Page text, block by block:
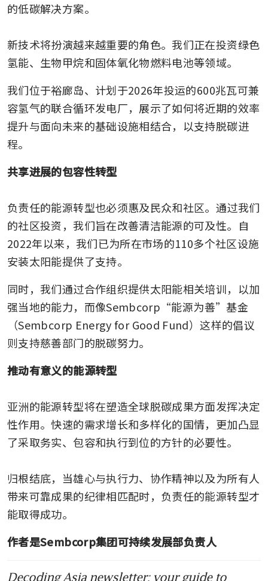
的低碳解决方案。
新技术将扮演越来越重要的角色。我们正在投资绿色
氢能、生物甲烷和固体氧化物燃料电池等领域。
我们位于裕廊岛、计划于2026年投运的600兆瓦可兼
容氢气的联合循环发电厂，展示了如何将近期的效率
提升与面向未来的基础设施相结合，以支持脱碳进
程。
共享进展的包容性转型
负责任的能源转型也必须惠及民众和社区。通过我们
的社区投资，我们旨在改善清洁能源的可及性。自
2022年以来，我们已为所在市场的110多个社区设施
安装太阳能提供了支持。
同时，我们通过合作组织提供太阳能相关培训，以加
强当地的能力，而像Sembcorp“能源为善”基金
（Sembcorp Energy for Good Fund）这样的倡议
则支持慈善部门的脱碳努力。
推动有意义的能源转型
亚洲的能源转型将在塑造全球脱碳成果方面发挥决定
性作用。快速的需求增长和多样化的国情，更加凸显
了采取务实、包容和执行到位的方针的必要性。
归根结底，当雄心与执行力、协作精神以及为所有人
带来可靠成果的纪律相匹配时，负责任的能源转型才
能取得成功。
作者是Sembcorp集团可持续发展部负责人
Decoding Asia newsletter: your guide to